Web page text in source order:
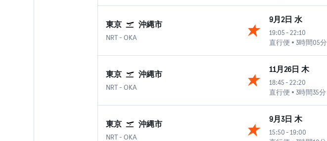
東京 沖縄市
NRT 東京 成田国際空港
- OKA
9月2日 水
19:05 - 22:10
直行便
3時間05分
東京 沖縄市
NRT 東京 成田国際空港
- OKA
11月26日 木
18:45 - 22:20
直行便
3時間35分
東京 沖縄市
NRT 東京 成田国際空港
- OKA
9月3日 木
15:50 - 19:00